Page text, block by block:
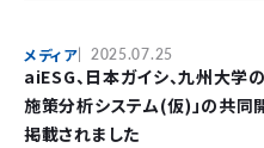
メディア 2025.07.25
aiESG、日本ガイシ、九州大学
施策分析システム(仮)」の共同
掲載されました